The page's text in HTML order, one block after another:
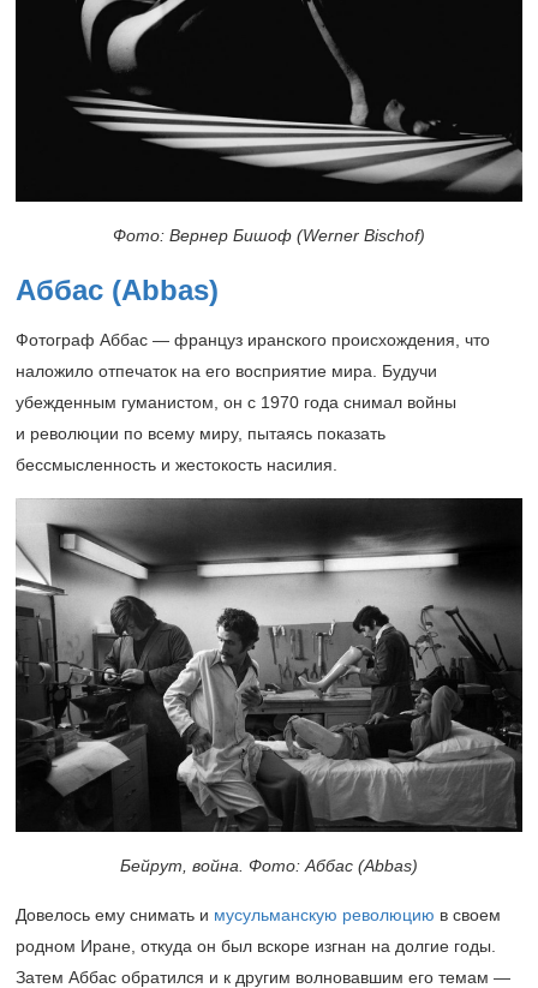
Фото: Вернер Бишоф (Werner Bischof)
Аббас (Abbas)
Фотограф Аббас — француз иранского происхождения, что
наложило отпечаток на его восприятие мира. Будучи
убежденным гуманистом, он с 1970 года снимал войны
и революции по всему миру, пытаясь показать
бессмысленность и жестокость насилия.
Бейрут, война. Фото: Аббас (Abbas)
Довелось ему снимать и мусульманскую революцию в своем
родном Иране, откуда он был вскоре изгнан на долгие годы.
Затем Аббас обратился и к другим волновавшим его темам —